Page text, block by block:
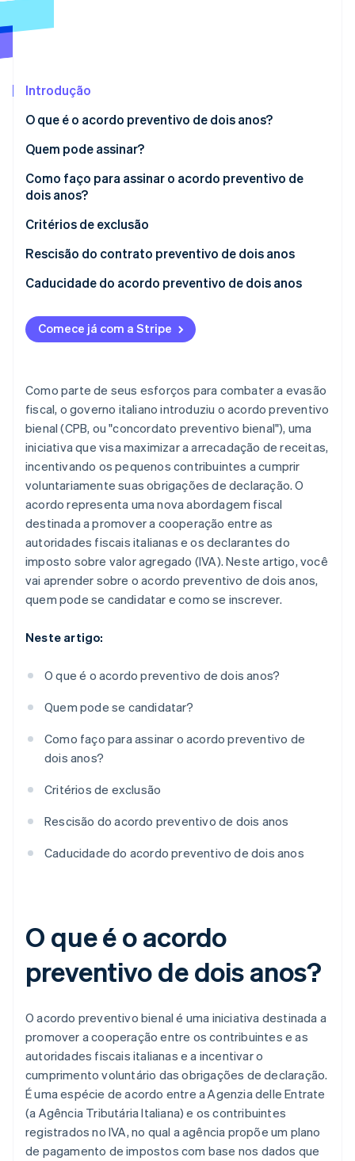
Veja como a Stripe está construindo a infraestrutura
Assista agora
Introdução
O que é o acordo preventivo de dois anos?
Quem pode assinar?
Como faço para assinar o acordo preventivo de
dois anos?
Como preencher a Parte LM, Seção IV do Informe de
Critérios de exclusão
Rescisão do contrato preventivo de dois anos
Caducidade do acordo preventivo de dois anos
Comece já com a Stripe
Como parte de seus esforços para combater a evasão
fiscal, o governo italiano introduziu o acordo preventivo
bienal (CPB, ou "concordato preventivo bienal"), uma
iniciativa que visa maximizar a arrecadação de receitas,
incentivando os pequenos contribuintes a cumprir
voluntariamente suas obrigações de declaração. O
acordo representa uma nova abordagem fiscal
destinada a promover a cooperação entre as
autoridades fiscais italianas e os declarantes do
imposto sobre valor agregado (IVA). Neste artigo, você
vai aprender sobre o acordo preventivo de dois anos,
quem pode se candidatar e como se inscrever.
Neste artigo:
O que é o acordo preventivo de dois anos?
Quem pode se candidatar?
Como faço para assinar o acordo preventivo de
dois anos?
Critérios de exclusão
Rescisão do acordo preventivo de dois anos
Caducidade do acordo preventivo de dois anos
O que é o acordo
preventivo de dois anos?
O acordo preventivo bienal é uma iniciativa destinada a
promover a cooperação entre os contribuintes e as
autoridades fiscais italianas e a incentivar o
cumprimento voluntário das obrigações de declaração.
É uma espécie de acordo entre a Agenzia delle Entrate
(a Agência Tributária Italiana) e os contribuintes
registrados no IVA, no qual a agência propõe um plano
de pagamento de impostos com base nos dados que